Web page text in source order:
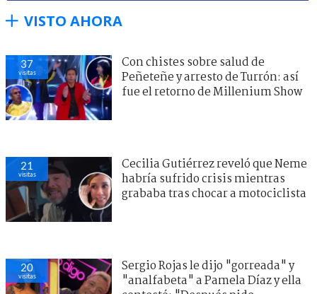
VISTO AHORA
37
visitas
Con chistes sobre salud de
Peñeteñe y arresto de Turrón: así
fue el retorno de Millenium Show
21
visitas
Cecilia Gutiérrez reveló que Neme
habría sufrido crisis mientras
grababa tras chocar a motociclista
20
visitas
Sergio Rojas le dijo "gorreada" y
"analfabeta" a Pamela Díaz y ella